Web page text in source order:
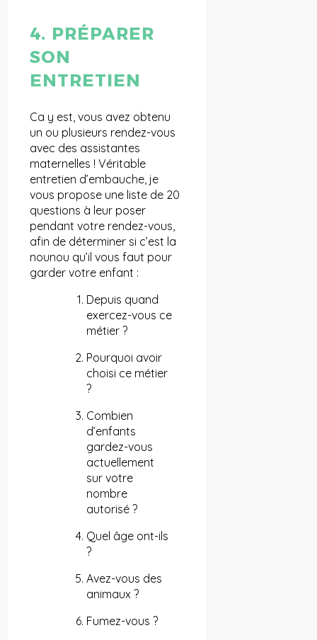
4. PRÉPARER
SON
ENTRETIEN
Ca y est, vous avez obtenu
un ou plusieurs rendez-vous
avec des assistantes
maternelles ! Véritable
entretien d’embauche, je
vous propose une liste de 20
questions à leur poser
pendant votre rendez-vous,
afin de déterminer si c’est la
nounou qu’il vous faut pour
garder votre enfant :
Depuis quand
exercez-vous ce
métier ?
Pourquoi avoir
choisi ce métier
?
Combien
d’enfants
gardez-vous
actuellement
sur votre
nombre
autorisé ?
Quel âge ont-ils
?
Avez-vous des
animaux ?
Fumez-vous ?